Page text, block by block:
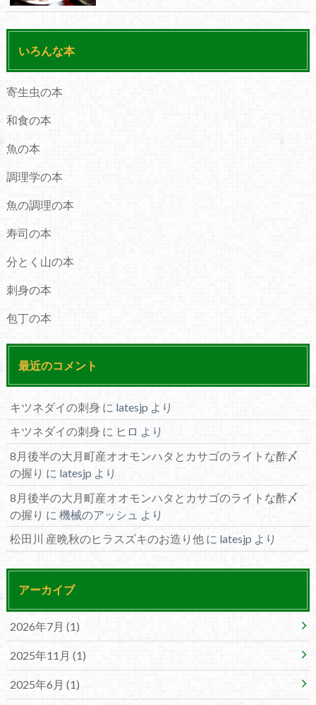
いろんな本
寄生虫の本
和食の本
魚の本
調理学の本
魚の調理の本
寿司の本
分とく山の本
刺身の本
包丁の本
最近のコメント
キツネダイの刺身 に latesjp より
キツネダイの刺身 に ヒロ より
8月後半の大月町産オオモンハタとカサゴのライトな酢〆
の握り に latesjp より
8月後半の大月町産オオモンハタとカサゴのライトな酢〆
の握り に 機械のアッシュ
より
松田川 産晩秋のヒラスズキのお造り他に latesjp より
アーカイブ
2026年7月 (1)
2025年11月 (1)
2025年6月 (1)